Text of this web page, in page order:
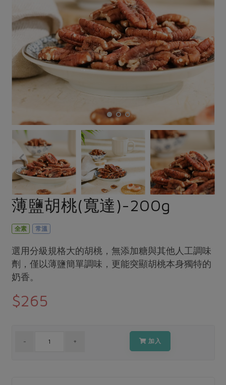
肉品・水產
畜產肉類 水產
水畜加工品
調理食材・點心
烘焙
休閒零嘴 沖泡飲品
保健食品
居家好物
美妝保養 個人清潔
家庭清潔 織品
日用品
防災用品
最新產品
優惠專區
蛋料理
料理方式
烘焙．點心
漬物
涼拌沙拉
飲品
主題食譜
養身食補
節慶大餐
高麗菜海鮮煎餅
當季產品
合作25-經典快閃最後一週
合作25-精選產品第四彈
合作25-精選產品第三彈
議題活動
主婦聯盟X樂齡網特約優惠案
30%rPET紅烏龍茶
2024農業發展計畫年度報告
更多議題活動
把最好的台灣味帶回家！
生活提案
樂齡生活 親子食育
廚房瑜伽
關注議題
減硝酸鹽
支持本土農糧
廢核運動 能源議題
減添加物 減塑減廢
公益金 食農教育
更多議題
生活者e週報
綠主張月刊
典藏閱覽室
合作社組織
員工與求才
產品檢驗
自主把關
硝酸鹽檢驗
社員權益
合作社法規
社務專區
選舉專區
最新消息
媒體報導
下載專區
地區活動
薄鹽胡桃(寬達)-200g
全素 常溫
選用分級規格大的胡桃，無添加糖與其他人工調味
劑，僅以薄鹽簡單調味，更能突顯胡桃本身獨特的
奶香。
$265
加入